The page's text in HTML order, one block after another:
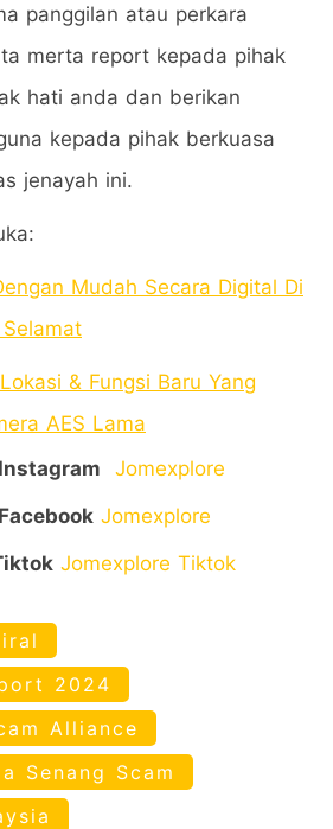
panggilan atau perkara
merta report kepada pihak
hati anda dan berikan
kepada pihak berkuasa
jenayah ini.
Mudah Secara Digital Di
& Fungsi Baru Yang
AES Lama
Instagram
Jomexplore
Facebook Jomexplore
Jomexplore Tiktok
2024
Alliance
Senang Scam